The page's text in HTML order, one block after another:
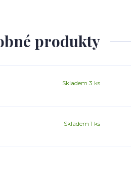
produkty
Skladem 3 ks
Skladem 1 ks